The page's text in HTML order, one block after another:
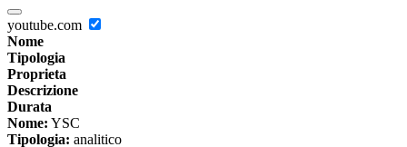
youtube.com
Nome
Tipologia
Proprieta
Descrizione
Durata
Nome: YSC
Tipologia: analitico